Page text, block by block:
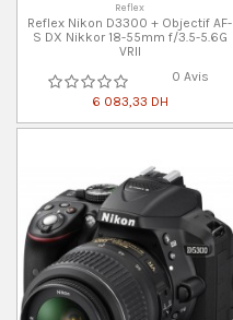
Reflex
Reflex Nikon D3300 + Objectif AF-
S DX Nikkor 18-55mm f/3.5-5.6G
VRII
0 Avis
6 083,33 DH